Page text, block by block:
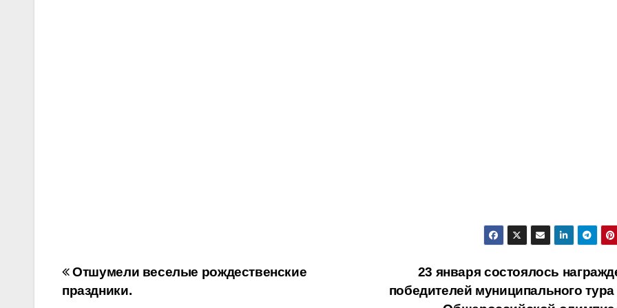
Навигация
23 января состоялось
победителей муниципального тура
Отшумели веселые рождественские
праздники.